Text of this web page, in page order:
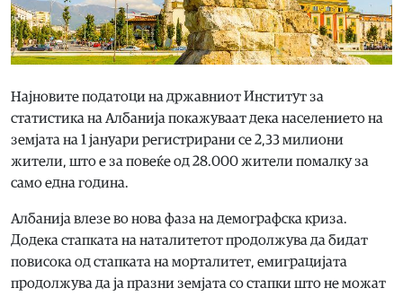
Најновите податоци на државниот Институт за
статистика на Албанија покажуваат дека населението на
земјата на 1 јануари регистрирани се 2,33 милиони
жители, што е за повеќе од 28.000 жители помалку за
само една година.
Албанија влезе во нова фаза на демографска криза.
Додека стапката на наталитетот продолжува да бидат
повисока од стапката на морталитет, емиграцијата
продолжува да ја празни земјата со стапки што не можат